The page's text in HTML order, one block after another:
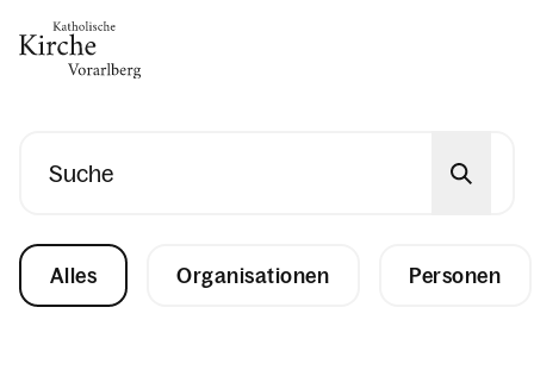
Gesellschaft & Kultur
Glaube & Feste
Suche
Alles Organisationen Personen